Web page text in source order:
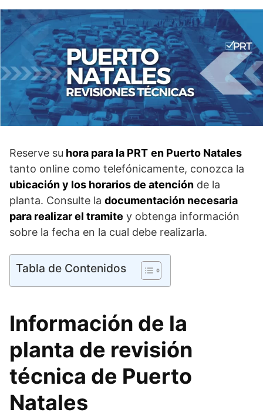
Reserve su hora para la PRT en Puerto Natales
tanto online como telefónicamente, conozca la
ubicación y los horarios de atención de la
planta. Consulte la documentación necesaria
para realizar el tramite y obtenga información
sobre la fecha en la cual debe realizarla.
Tabla de Contenidos
Información de la
planta de revisión
técnica de Puerto
Natales